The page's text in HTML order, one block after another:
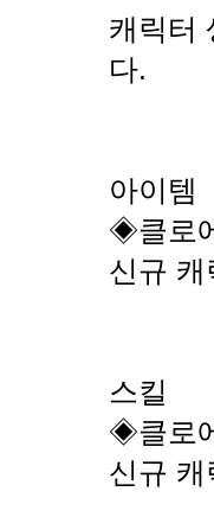
캐릭터
다.
아이템
◈클로
신규
스킬
◈클로
신규